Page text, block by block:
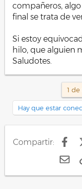
compañeros,
final se trata de
Si estoy
hilo, que alguien
Saludotes.
1 de
Hay que estar
Compartir:
E-